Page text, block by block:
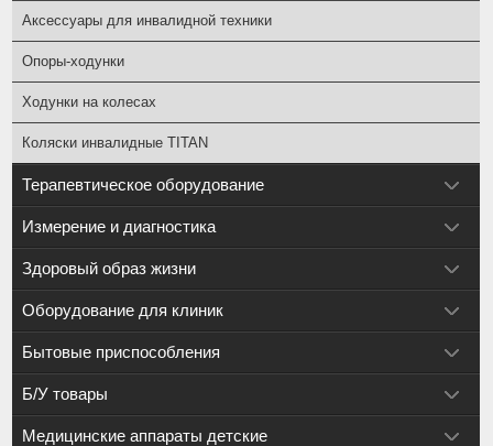
Аксессуары для инвалидной техники
Опоры-ходунки
Ходунки на колесах
Коляски инвалидные TITAN
Терапевтическое оборудование
Измерение и диагностика
Здоровый образ жизни
Оборудование для клиник
Бытовые приспособления
Б/У товары
Медицинские аппараты детские